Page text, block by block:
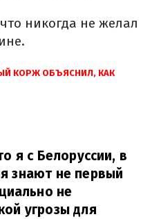
никогда не желал
КОРЖ ОБЪЯСНИЛ, КАК
я с Белоруссии, в
знают не первый
не
угрозы для